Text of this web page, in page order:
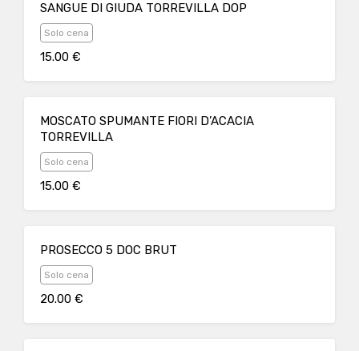
SANGUE DI GIUDA TORREVILLA DOP
Solo cena
15.00 €
MOSCATO SPUMANTE FIORI D’ACACIA
TORREVILLA
Solo cena
15.00 €
PROSECCO 5 DOC BRUT
Solo cena
20.00 €